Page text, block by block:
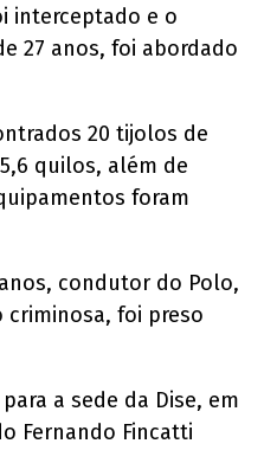
interceptado e o
27 anos, foi abordado
20 tijolos de
quilos, além de
foram
condutor do Polo,
criminosa, foi preso
a sede da Dise, em
Fernando Fincatti